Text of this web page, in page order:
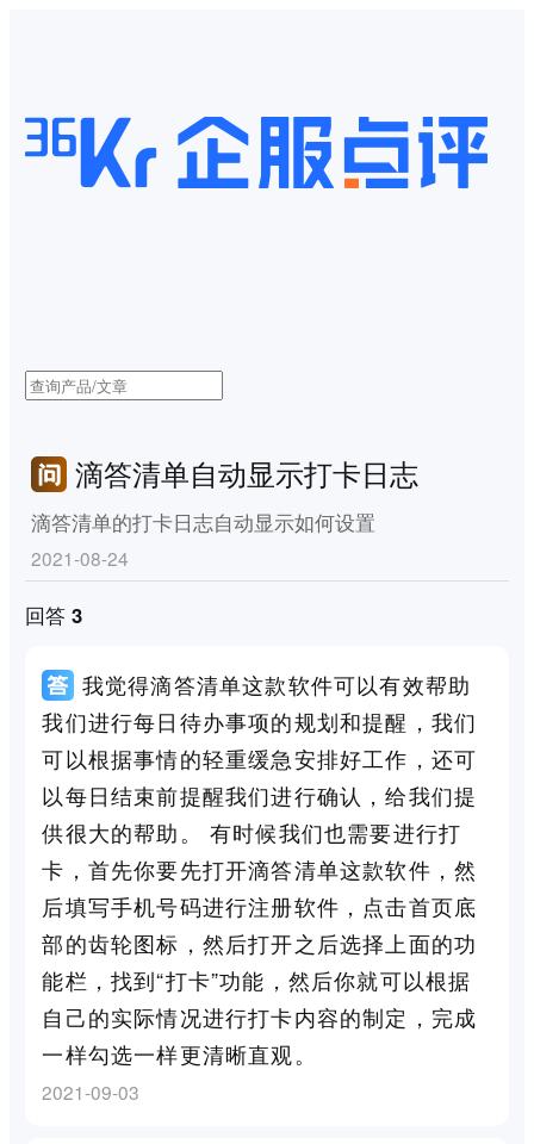
滴答清单自动显示打卡日志
滴答清单的打卡日志自动显示如何设置
2021-08-24
回答 3
我觉得滴答清单这款软件可以有效帮助
我们进行每日待办事项的规划和提醒，我们
可以根据事情的轻重缓急安排好工作，还可
以每日结束前提醒我们进行确认，给我们提
供很大的帮助。 有时候我们也需要进行打
卡，首先你要先打开滴答清单这款软件，然
后填写手机号码进行注册软件，点击首页底
部的齿轮图标，然后打开之后选择上面的功
能栏，找到“打卡”功能，然后你就可以根据
自己的实际情况进行打卡内容的制定，完成
一样勾选一样更清晰直观。
2021-09-03